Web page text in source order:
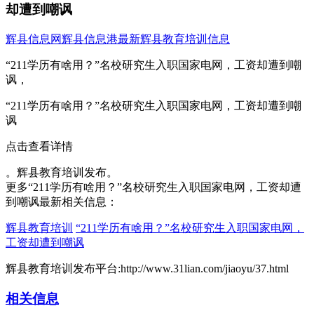
却遭到嘲讽
辉县信息网辉县信息港最新辉县教育培训信息
“211学历有啥用？”名校研究生入职国家电网，工资却遭到嘲
讽，
“211学历有啥用？”名校研究生入职国家电网，工资却遭到嘲
讽
点击查看详情
。辉县教育培训发布。
更多“211学历有啥用？”名校研究生入职国家电网，工资却遭
到嘲讽最新相关信息：
辉县教育培训 “211学历有啥用？”名校研究生入职国家电网，
工资却遭到嘲讽
辉县教育培训发布平台:http://www.31lian.com/jiaoyu/37.html
相关信息